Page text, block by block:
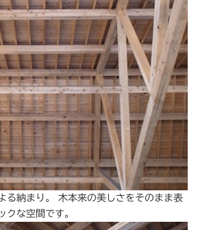
る納まり。 木本来の美しさをそのまま表
クな空間です。